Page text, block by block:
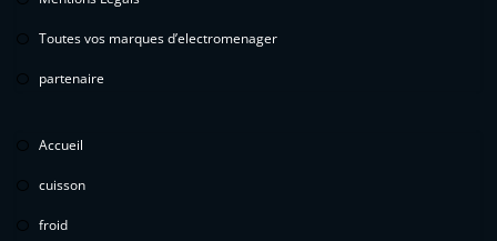
Toutes vos marques d’electromenager
partenaire
Accueil
cuisson
froid